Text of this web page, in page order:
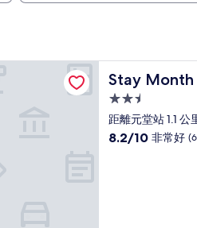
Stay Month
Stay Month 飯
2.5
星
級
距離元堂站 1.1 公
8.2
8.2/10 非常好